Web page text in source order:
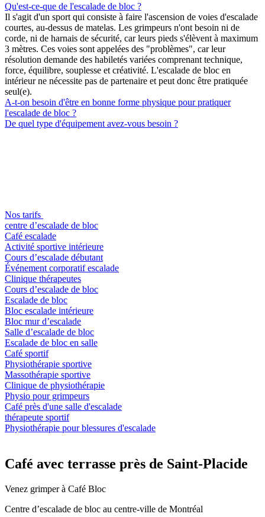
Qu'est-ce-que de l'escalade de bloc ?
Il s'agit d'un sport qui consiste à faire l'ascension de voies d'escalade
courtes, au-dessus de matelas. Les grimpeurs n'ont besoin ni de
corde, ni de harnais de sécurité, car leurs pieds s'élèvent à maximum
3 mètres. Ces voies sont appelées des "problèmes", car leur
résolution demande des habiletés variées comprenant technique,
force, équilibre, souplesse et créativité. L'escalade de bloc en
intérieur ne nécessite pas de partenaire et peut donc être pratiquée
seul(e).
A-t-on besoin d'être en bonne forme physique pour pratiquer
l'escalade de bloc ?
De quel type d'équipement avez-vous besoin ?
Nos tarifs
centre d’escalade de bloc
Café escalade
Activité sportive intérieure
Cours d’escalade débutant
Événement corporatif escalade
Clinique thérapeutes
Cours d’escalade de bloc
Escalade de bloc
Bloc escalade intérieure
Bloc mur d’escalade
Salle d’escalade de bloc
Escalade de bloc en salle
Café sportif
Physiothérapie sportive
Massothérapie sportive
Clinique de physiothérapie
Physio pour grimpeurs
Café près d'une salle d'escalade
thérapeute sportif
Physiothérapie pour blessures d'escalade
Café avec terrasse près de Saint‑Placide
Venez grimper à Café Bloc
Centre d’escalade de bloc au centre-ville de Montréal